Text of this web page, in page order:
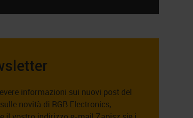
informazioni sui nuovi post del
novità di RGB Electronics,